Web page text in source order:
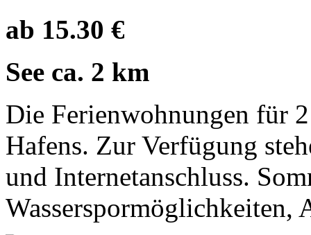
ab 15.30 €
See ca. 2 km
Die Ferienwohnungen für
Hafens. Zur Verfügung
und Internetanschluss.
Wasserspormöglichkeiten,